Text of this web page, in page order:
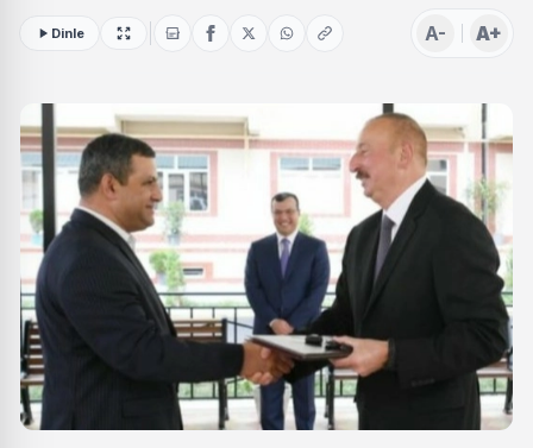
Dinle A- A+